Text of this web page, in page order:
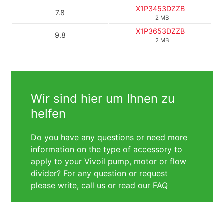
7.8 X1P3453DZZB
2 MB
9.8 X1P3653DZZB
2 MB
Wir sind hier um Ihnen zu
helfen
Do you have any questions or need more
information on the type of accessory to
apply to your Vivoil pump, motor or flow
divider? For any question or request
please write, call us or read our FAQ